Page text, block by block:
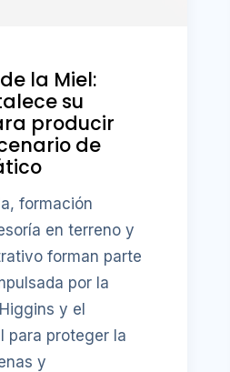
la Miel:
su
producir
de
formación
en terreno y
forman parte
por la
y el
para proteger la
y